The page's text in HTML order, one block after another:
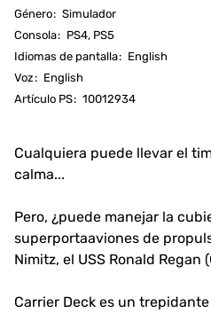
Género: Simulador
Consola: PS4, PS5
Idiomas de pantalla: English
Voz: English
Artículo PS: 10012934
Cualquiera puede llevar el
calma...
Pero, ¿puede manejar la
superportaaviones de
Nimitz, el USS Ronald Regan
Carrier Deck es un